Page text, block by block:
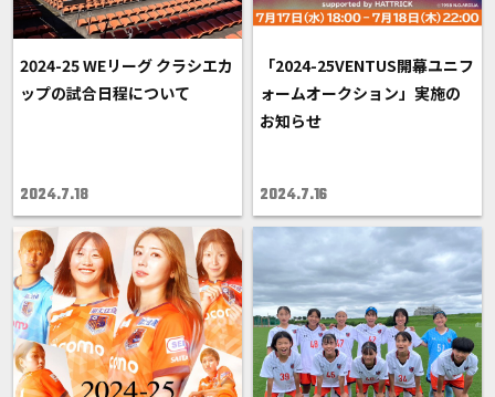
2024-25 WEリーグ クラシエカ
ップの試合日程について
2024.7.18
「2024-25VENTUS開幕ユニフ
ォームオークション」実施の
お知らせ
2024.7.16